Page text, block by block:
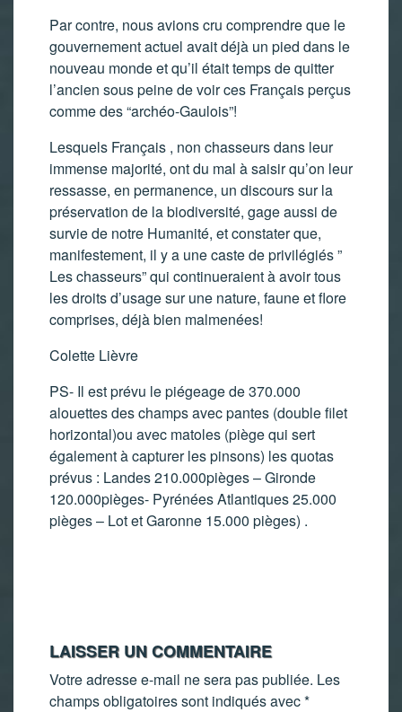
Par contre, nous avions cru comprendre que le
gouvernement actuel avait déjà un pied dans le
nouveau monde et qu’il était temps de quitter
l’ancien sous peine de voir ces Français perçus
comme des “archéo-Gaulois”!
Lesquels Français , non chasseurs dans leur
immense majorité, ont du mal à saisir qu’on leur
ressasse, en permanence, un discours sur la
préservation de la biodiversité, gage aussi de
survie de notre Humanité, et constater que,
manifestement, il y a une caste de privilégiés ”
Les chasseurs” qui continueraient à avoir tous
les droits d’usage sur une nature, faune et flore
comprises, déjà bien malmenées!
Colette Lièvre
PS- Il est prévu le piégeage de 370.000
alouettes des champs avec pantes (double filet
horizontal)ou avec matoles (piège qui sert
également à capturer les pinsons) les quotas
prévus : Landes 210.000pièges – Gironde
120.000pièges- Pyrénées Atlantiques 25.000
pièges – Lot et Garonne 15.000 pièges) .
LAISSER UN COMMENTAIRE
Votre adresse e-mail ne sera pas publiée. Les
champs obligatoires sont indiqués avec*